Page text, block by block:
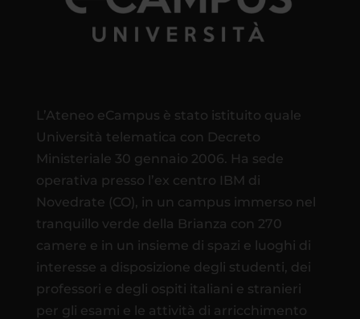
L’Ateneo eCampus è stato istituito quale
Università telematica con Decreto
Ministeriale 30 gennaio 2006. Ha sede
operativa presso l’ex centro IBM di
Novedrate (CO), in un campus immerso nel
tranquillo verde della Brianza con 270
camere e in un insieme di spazi e luoghi di
interesse a disposizione degli studenti, dei
professori e degli ospiti italiani e stranieri
per gli esami e le attività di arricchimento